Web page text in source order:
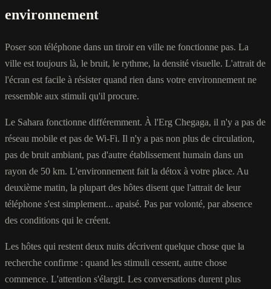
environnement
Poser son téléphone dans un tiroir en ville ne fonctionne pas. La
ville est toujours là, le bruit, le rythme, la densité visuelle. L'attrait de
l'écran est facile à résister quand rien dans votre environnement ne
ressemble aux stimuli qu'il procure.
Le Sahara fonctionne différemment. À l'Erg Chegaga, il n'y a pas de
réseau mobile et pas de Wi-Fi. Il n'y a pas non plus de circulation,
pas de bruit ambiant, pas d'autre établissement humain dans un
rayon de 50 km. L'environnement fait la détox à votre place. Au
deuxième matin, la plupart des hôtes disent que l'attrait de leur
téléphone s'est simplement... apaisé. Pas par volonté, par absence
des conditions qui le créent.
Les hôtes qui restent deux nuits décrivent quelque chose que la
recherche confirme : quand les stimuli cessent, autre chose
commence. L'attention s'élargit. Les conversations durent plus